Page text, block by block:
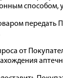
способом,
передать
от